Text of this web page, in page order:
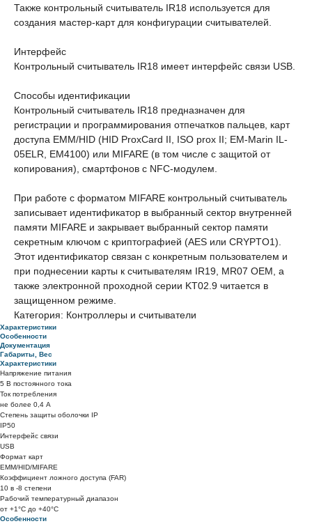
Также контрольный считыватель IR18 используется для
создания мастер-карт для конфигурации считывателей.
Интерфейс
Контрольный считыватель IR18 имеет интерфейс связи USB.
Способы идентификации
Контрольный считыватель IR18 предназначен для
регистрации и программирования отпечатков пальцев, карт
доступа EMM/HID (HID ProxCard II, ISO prox II; EM-Marin IL-
05ELR, ЕМ4100) или MIFARE (в том числе с защитой от
копирования), смартфонов с NFC-модулем.
При работе с форматом MIFARE контрольный считыватель
записывает идентификатор в выбранный сектор внутренней
памяти MIFARE и закрывает выбранный сектор памяти
секретным ключом с криптографией (AES или CRYPTO1).
Этот идентификатор связан с конкретным пользователем и
при поднесении карты к считывателям IR19, MR07 OEM, а
также электронной проходной серии KT02.9 читается в
защищенном режиме.
Категория: Контроллеры и считыватели
Характеристики
Особенности
Документация
Габариты, Вес
Характеристики
Напряжение питания
5 В постоянного тока
Ток потребления
не более 0,4 A
Степень защиты оболочки IP
IP50
Интерфейс связи
USB
Формат карт
EMM/HID/MIFARE
Коэффициент ложного доступа (FAR)
10 в -8 степени
Рабочий температурный диапазон
от +1°C до +40°C
Особенности